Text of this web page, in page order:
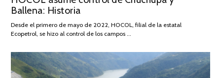
2026
Ballena: Historia
Desde el primero de mayo de 2022, HOCOL, filial de la estatal
Ecopetrol, se hizo al control de los campos …